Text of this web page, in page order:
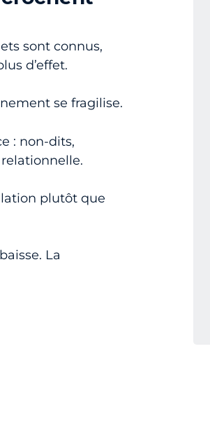
sont connus,
d’effet.
se fragilise.
: non-dits,
plutôt que
La